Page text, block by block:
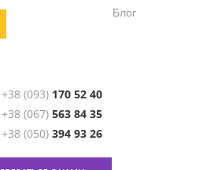
Блог
+38 (093) 170 52 40
+38 (067) 563 84 35
+38 (050) 394 93 26